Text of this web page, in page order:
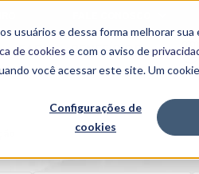
usuários e dessa forma melhorar
de cookies e com o aviso de
você acessar este site. Um
Configurações de
cookies
EAD BENEFÍCIOS